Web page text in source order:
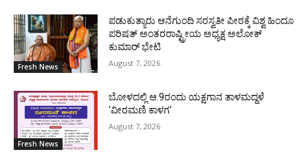
Fresh News
ಪಡುಕುತ್ಯಾರು ಆನೆಗುಂದಿ ಸರಸ್ವತೀ ಪೀಠಕ್ಕೆ ವಿಶ್ವ ಹಿಂದೂ
ಪರಿಷತ್ ಅಂತರರಾಷ್ಟ್ರೀಯ ಅಧ್ಯಕ್ಷ ಅಲೋಕ್
ಕುಮಾರ್ ಭೇಟಿ
August 7, 2026
Fresh News
ಬೋಳದಲ್ಲಿ ಆ.9ರಂದು ಯಕ್ಷಗಾನ ತಾಳಮದ್ದಳೆ
‘ವೀರಮಣಿ ಕಾಳಗ’
August 7, 2026